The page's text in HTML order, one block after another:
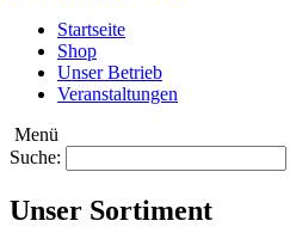
Startseite
Shop
Unser Betrieb
Veranstaltungen
Menü
Suche:
Unser Sortiment